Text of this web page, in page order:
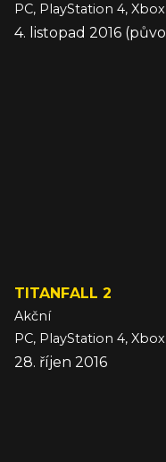
PC, PlayStation 4,
4. listopad 2016
TITANFALL 2
Akční
PC, PlayStation 4,
28. říjen 2016